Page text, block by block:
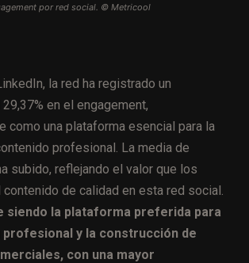
por red social. © Metricool
la red ha registrado un
en el engagement,
como una plataforma esencial para la
profesional. La media de
subido, reflejando el valor que los
de calidad en esta red social.
siendo la plataforma preferida para
y la construcción de
con una mayor